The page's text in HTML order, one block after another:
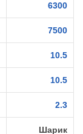
6300
7500
10.5
10.5
2.3
Шарик